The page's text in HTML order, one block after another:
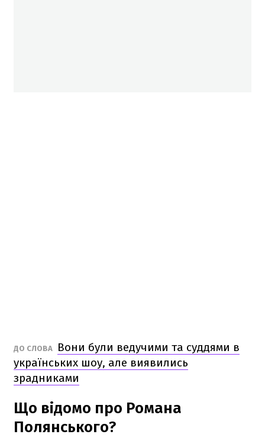
ДО СЛОВА
Вони були ведучими та суддями в
українських шоу, але виявились
зрадниками
Що відомо про Романа
Полянського?